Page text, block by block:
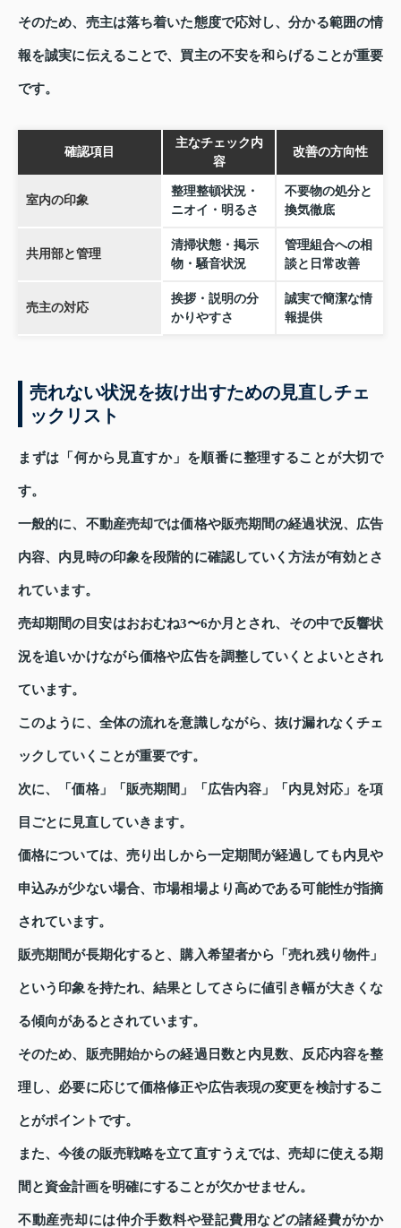
そのため、売主は落ち着いた態度で応対し、分かる範囲の情
報を誠実に伝えることで、買主の不安を和らげることが重要
です。
確認項目
主なチェック内
容
改善の方向性
室内の印象
整理整頓状況・
ニオイ・明るさ
不要物の処分と
換気徹底
共用部と管理
清掃状態・掲示
物・騒音状況
管理組合への相
談と日常改善
売主の対応
挨拶・説明の分
かりやすさ
誠実で簡潔な情
報提供
売れない状況を抜け出すための見直しチェ
ックリスト
まずは「何から見直すか」を順番に整理することが大切で
す。
一般的に、不動産売却では価格や販売期間の経過状況、広告
内容、内見時の印象を段階的に確認していく方法が有効とさ
れています。
売却期間の目安はおおむね3〜6か月とされ、その中で反響状
況を追いかけながら価格や広告を調整していくとよいとされ
ています。
このように、全体の流れを意識しながら、抜け漏れなくチェ
ックしていくことが重要です。
次に、「価格」「販売期間」「広告内容」「内見対応」を項
目ごとに見直していきます。
価格については、売り出しから一定期間が経過しても内見や
申込みが少ない場合、市場相場より高めである可能性が指摘
されています。
販売期間が長期化すると、購入希望者から「売れ残り物件」
という印象を持たれ、結果としてさらに値引き幅が大きくな
る傾向があるとされています。
そのため、販売開始からの経過日数と内見数、反応内容を整
理し、必要に応じて価格修正や広告表現の変更を検討するこ
とがポイントです。
また、今後の販売戦略を立て直すうえでは、売却に使える期
間と資金計画を明確にすることが欠かせません。
不動産売却には仲介手数料や登記費用などの諸経費がかか